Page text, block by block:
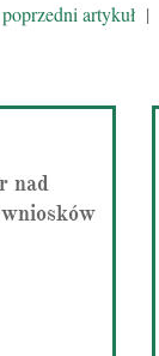
artykuł|
nad